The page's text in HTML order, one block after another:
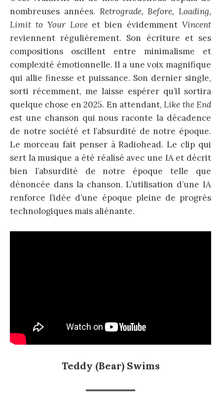
nombreuses années. Retrograde, Before, Loading,
Limit to Your Loveet bien évidemmentVincent
reviennent régulièrement. Son écriture et ses
compositions oscillent entre minimalisme et
complexité émotionnelle. Il a une voix magnifique
qui allie finesse et puissance. Son dernier single,
sorti récemment, me laisse espérer qu’il sortira
quelque chose en 2025. En attendant,Like the End
est une chanson qui nous raconte la décadence
de notre société et l’absurdité de notre époque.
Le morceau fait penser à Radiohead. Le clip qui
sert la musique a été réalisé avec une IA et décrit
bien l’absurdité de notre époque telle que
dénoncée dans la chanson. L’utilisation d’une IA
renforce l’idée d’une époque pleine de progrès
technologiques mais aliénante.
Teddy (Bear) Swims